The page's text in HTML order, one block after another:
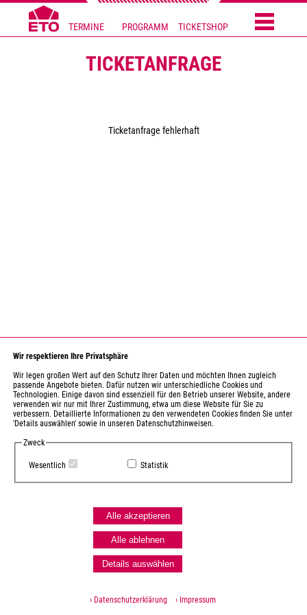
TERMINE PROGRAMM TICKETSHOP
Wir respektieren Ihre Privatsphäre
Wir legen großen Wert auf den Schutz Ihrer Daten und möchten Ihnen zugleich
passende Angebote bieten. Dafür nutzen wir unterschiedliche Cookies und
Technologien. Einige davon sind essenziell für den Betrieb unserer Website, andere
verwenden wir nur mit Ihrer Zustimmung, etwa um diese Website für Sie zu
verbessern. Detaillierte Informationen zu den verwendeten Cookies finden Sie unter
'Details auswählen' sowie in unseren Datenschutzhinweisen.
Zweck
Wesentlich Statistik
Alle akzeptieren
Alle ablehnen
Details auswählen
› Datenschutzerklärung › Impressum
TICKETANFRAGE
Ticketanfrage fehlerhaft